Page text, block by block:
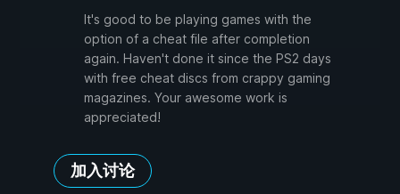
It's good to be playing games with the
option of a cheat file after completion
again. Haven't done it since the PS2 days
with free cheat discs from crappy gaming
magazines. Your awesome work is
appreciated!
加入讨论